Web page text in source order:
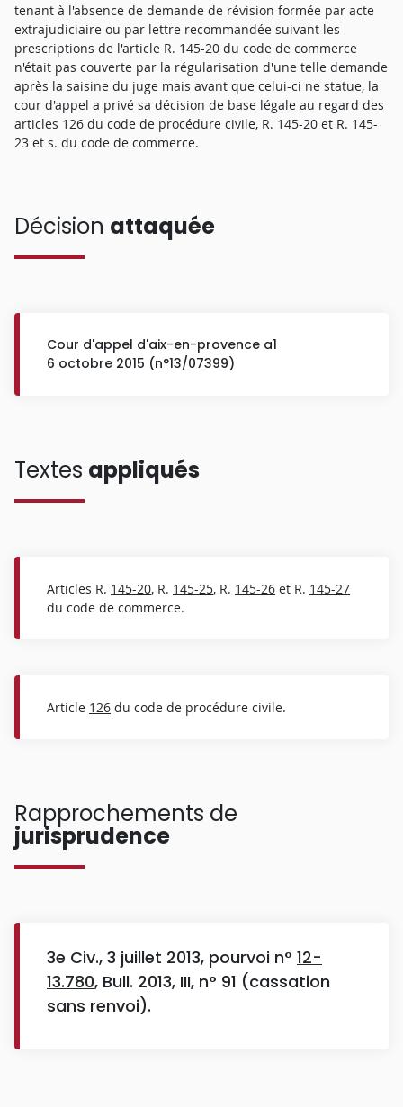
tenant à l'absence de demande de révision formée par acte
extrajudiciaire ou par lettre recommandée suivant les
prescriptions de l'article R. 145-20 du code de commerce
n'était pas couverte par la régularisation d'une telle demande
après la saisine du juge mais avant que celui-ci ne statue, la
cour d'appel a privé sa décision de base légale au regard des
articles 126 du code de procédure civile, R. 145-20 et R. 145-
23 et s. du code de commerce.
Décision attaquée
Cour d'appel d'aix-en-provence a1
6 octobre 2015 (n°13/07399)
Textes appliqués
Articles R. 145-20, R. 145-25, R. 145-26 et R. 145-27
du code de commerce.
Article 126 du code de procédure civile.
Rapprochements de
jurisprudence
3e Civ., 3 juillet 2013, pourvoi n° 12-
13.780, Bull. 2013, III, n° 91 (cassation
sans renvoi).